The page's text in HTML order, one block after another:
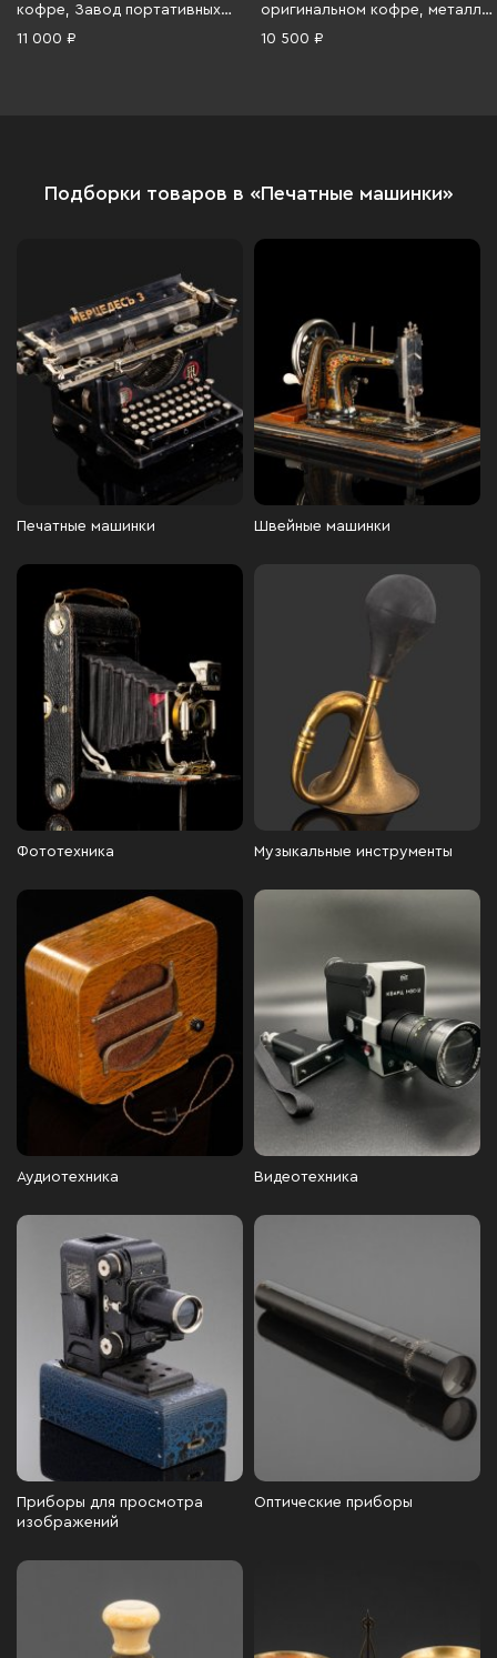
кофре, Завод портативных
пишущих машин, металл,
11 000 ₽
оригинальном кофре, металл,
полимерный материал,
10 500 ₽
Подборки товаров в «Печатные машинки»
Печатные машинки Швейные машинки
Фототехника Музыкальные инструменты
Аудиотехника Видеотехника
Приборы для просмотра
изображений
Оптические приборы